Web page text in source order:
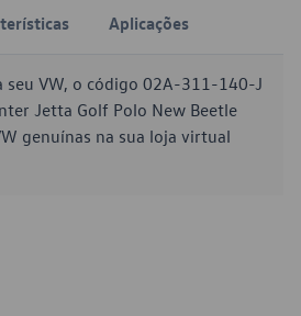
Aplicações
VW, o código 02A-311-140-J
Jetta Golf Polo New Beetle
genuínas na sua loja virtual